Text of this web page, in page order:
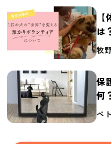
は
介
牧
保
何
ペ